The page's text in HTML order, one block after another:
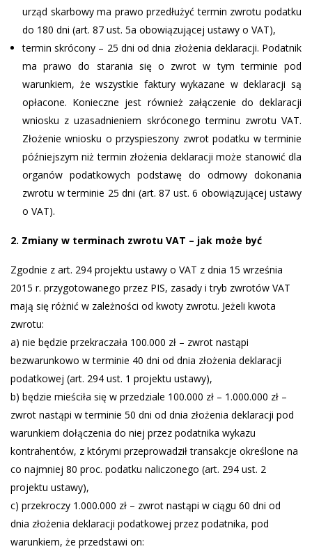
urząd skarbowy ma prawo przedłużyć termin zwrotu podatku
do 180 dni (art. 87 ust. 5a obowiązującej ustawy o VAT),
termin skrócony – 25 dni od dnia złożenia deklaracji. Podatnik
ma prawo do starania się o zwrot w tym terminie pod
warunkiem, że wszystkie faktury wykazane w deklaracji są
opłacone. Konieczne jest również załączenie do deklaracji
wniosku z uzasadnieniem skróconego terminu zwrotu VAT.
Złożenie wniosku o przyspieszony zwrot podatku w terminie
późniejszym niż termin złożenia deklaracji może stanowić dla
organów podatkowych podstawę do odmowy dokonania
zwrotu w terminie 25 dni (art. 87 ust. 6 obowiązującej ustawy
o VAT).
2. Zmiany w terminach zwrotu VAT – jak może być
Zgodnie z art. 294 projektu ustawy o VAT z dnia 15 września
2015 r. przygotowanego przez PIS, zasady i tryb zwrotów VAT
mają się różnić w zależności od kwoty zwrotu. Jeżeli kwota
zwrotu:
a) nie będzie przekraczała 100.000 zł – zwrot nastąpi
bezwarunkowo w terminie 40 dni od dnia złożenia deklaracji
podatkowej (art. 294 ust. 1 projektu ustawy),
b) będzie mieściła się w przedziale 100.000 zł – 1.000.000 zł –
zwrot nastąpi w terminie 50 dni od dnia złożenia deklaracji pod
warunkiem dołączenia do niej przez podatnika wykazu
kontrahentów, z którymi przeprowadził transakcje określone na
co najmniej 80 proc. podatku naliczonego (art. 294 ust. 2
projektu ustawy),
c) przekroczy 1.000.000 zł – zwrot nastąpi w ciągu 60 dni od
dnia złożenia deklaracji podatkowej przez podatnika, pod
warunkiem, że przedstawi on: